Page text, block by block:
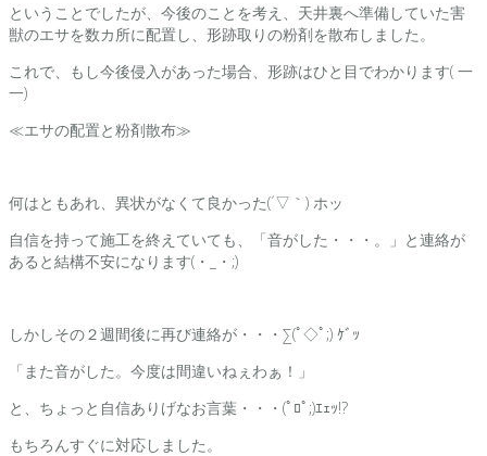
ということでしたが、今後のことを考え、天井裏へ準備していた害
獣のエサを数カ所に配置し、形跡取りの粉剤を散布しました。
これで、もし今後侵入があった場合、形跡はひと目でわかります( 一
一)
≪エサの配置と粉剤散布≫
何はともあれ、異状がなくて良かった(´▽｀) ホッ
自信を持って施工を終えていても、「音がした・・・。」と連絡が
あると結構不安になります(・_・;)
しかしその２週間後に再び連絡が・・・∑(ﾟ◇ﾟ;) ｹﾞｯ
「また音がした。今度は間違いねぇわぁ！」
と、ちょっと自信ありげなお言葉・・・(ﾟﾛﾟ;)ｴｪｯ!?
もちろんすぐに対応しました。